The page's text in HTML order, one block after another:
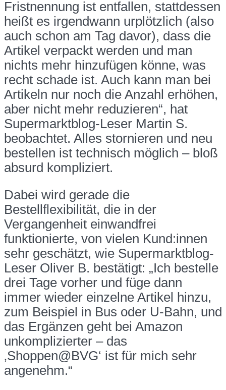
Fristnennung ist entfallen, stattdessen
heißt es irgendwann urplötzlich (also
auch schon am Tag davor), dass die
Artikel verpackt werden und man
nichts mehr hinzufügen könne, was
recht schade ist. Auch kann man bei
Artikeln nur noch die Anzahl erhöhen,
aber nicht mehr reduzieren“, hat
Supermarktblog-Leser Martin S.
beobachtet. Alles stornieren und neu
bestellen ist technisch möglich – bloß
absurd kompliziert.
Dabei wird gerade die
Bestellflexibilität, die in der
Vergangenheit einwandfrei
funktionierte, von vielen Kund:innen
sehr geschätzt, wie Supermarktblog-
Leser Oliver B. bestätigt: „Ich bestelle
drei Tage vorher und füge dann
immer wieder einzelne Artikel hinzu,
zum Beispiel in Bus oder U-Bahn, und
das Ergänzen geht bei Amazon
unkomplizierter – das
‚Shoppen@BVG‘ ist für mich sehr
angenehm.“